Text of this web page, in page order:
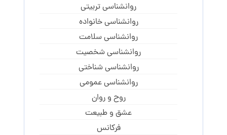
روانشناسی تربیتی
روانشناسی خانواده
روانشناسی سلامت
روانشناسی شخصیت
روانشناسی شناختی
روانشناسی عمومی
روح و روان
عشق و طبیعت
فرکانس